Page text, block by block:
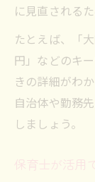
成長
保育
茨木
保育
補助金を
保育
に見直される
たとえば、「
円」などのキ
きの詳細がわ
自治体や勤務
しましょう。
保育士が活用